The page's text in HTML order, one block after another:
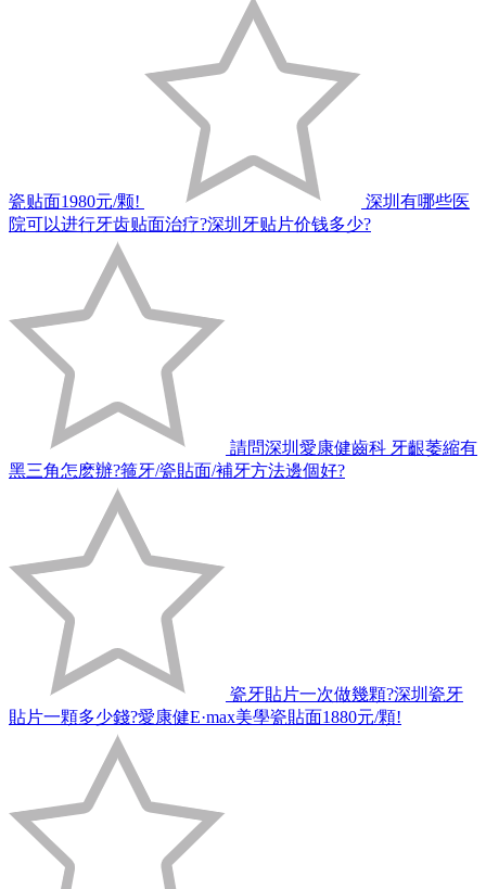
瓷贴面1980元/颗!
深圳有哪些医
院可以进行牙齿贴面治疗?深圳牙贴片价钱多少?
請問深圳愛康健齒科 牙齦萎縮有
黑三角怎麽辦?箍牙/瓷貼面/補牙方法邊個好?
瓷牙貼片一次做幾顆?深圳瓷牙
貼片一顆多少錢?愛康健E·max美學瓷貼面1880元/顆!